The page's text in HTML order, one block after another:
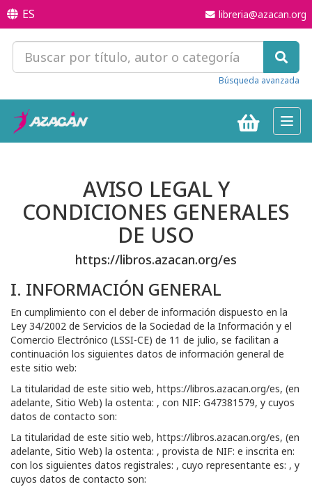
ES libreria@azacan.org
Búsqueda avanzada
AVISO LEGAL Y
CONDICIONES GENERALES
DE USO
https://libros.azacan.org/es
I. INFORMACIÓN GENERAL
En cumplimiento con el deber de información dispuesto en la
Ley 34/2002 de Servicios de la Sociedad de la Información y el
Comercio Electrónico (LSSI-CE) de 11 de julio, se facilitan a
continuación los siguientes datos de información general de
este sitio web:
La titularidad de este sitio web, https://libros.azacan.org/es, (en
adelante, Sitio Web) la ostenta: , con NIF: G47381579, y cuyos
datos de contacto son:
La titularidad de este sitio web, https://libros.azacan.org/es, (en
adelante, Sitio Web) la ostenta: , provista de NIF: e inscrita en:
con los siguientes datos registrales: , cuyo representante es: , y
cuyos datos de contacto son: